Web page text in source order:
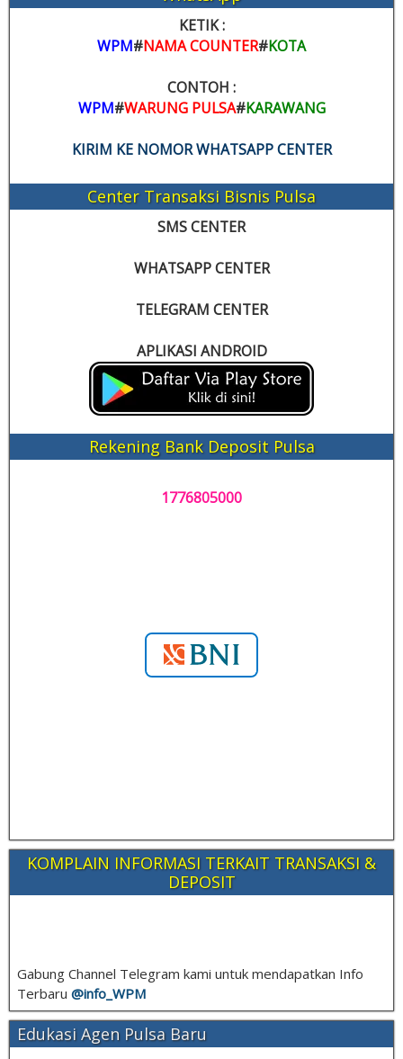
KETIK :
WPM#NAMA COUNTER#KOTA
CONTOH :
WPM#WARUNG PULSA#KARAWANG
KIRIM KE NOMOR WHATSAPP CENTER
Center Transaksi Bisnis Pulsa
SMS CENTER
WHATSAPP CENTER
TELEGRAM CENTER
APLIKASI ANDROID
Rekening Bank Deposit Pulsa
1776805000
KOMPLAIN INFORMASI TERKAIT TRANSAKSI &
DEPOSIT
Gabung Channel Telegram kami untuk mendapatkan Info
Terbaru @info_ WPM
Edukasi Agen Pulsa Baru